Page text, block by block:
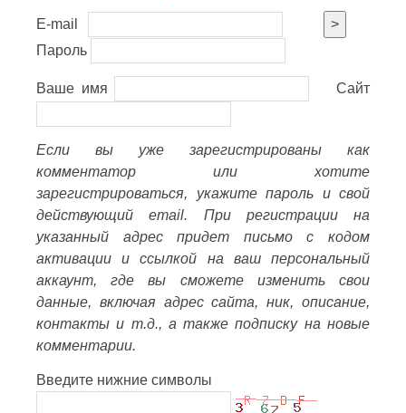
E-mail
>
Пароль
Ваше имя Сайт
Если вы уже зарегистрированы как
комментатор или хотите
зарегистрироваться, укажите пароль и свой
действующий email. При регистрации на
указанный адрес придет письмо с кодом
активации и ссылкой на ваш персональный
аккаунт, где вы сможете изменить свои
данные, включая адрес сайта, ник, описание,
контакты и т.д., а также подписку на новые
комментарии.
Введите нижние символы